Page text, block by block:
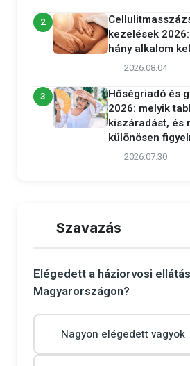
2
kezelések
hány alkalom
2026.08.04
3
Hőségriadó és
2026: melyik
kiszáradást, és
különösen
2026.07.30
Szavazás
Elégedett a háziorvosi
Magyarországon?
Nagyon elégedett vagyok